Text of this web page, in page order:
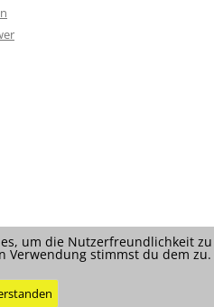
um die Nutzerfreundlichkeit zu
Verwendung stimmst du dem zu.